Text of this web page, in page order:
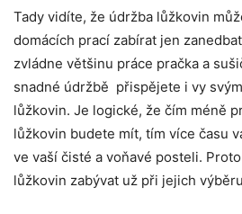
Tady vidíte, že údržba lůžkovin
domácích prací zabírat jen
zvládne většinu práce pračka a
snadné údržbě přispějete i vy
lůžkovin. Je logické, že čím méně
lůžkovin budete mít, tím více času
ve vaší čisté a voňavé posteli.
lůžkovin zabývat už při jejich